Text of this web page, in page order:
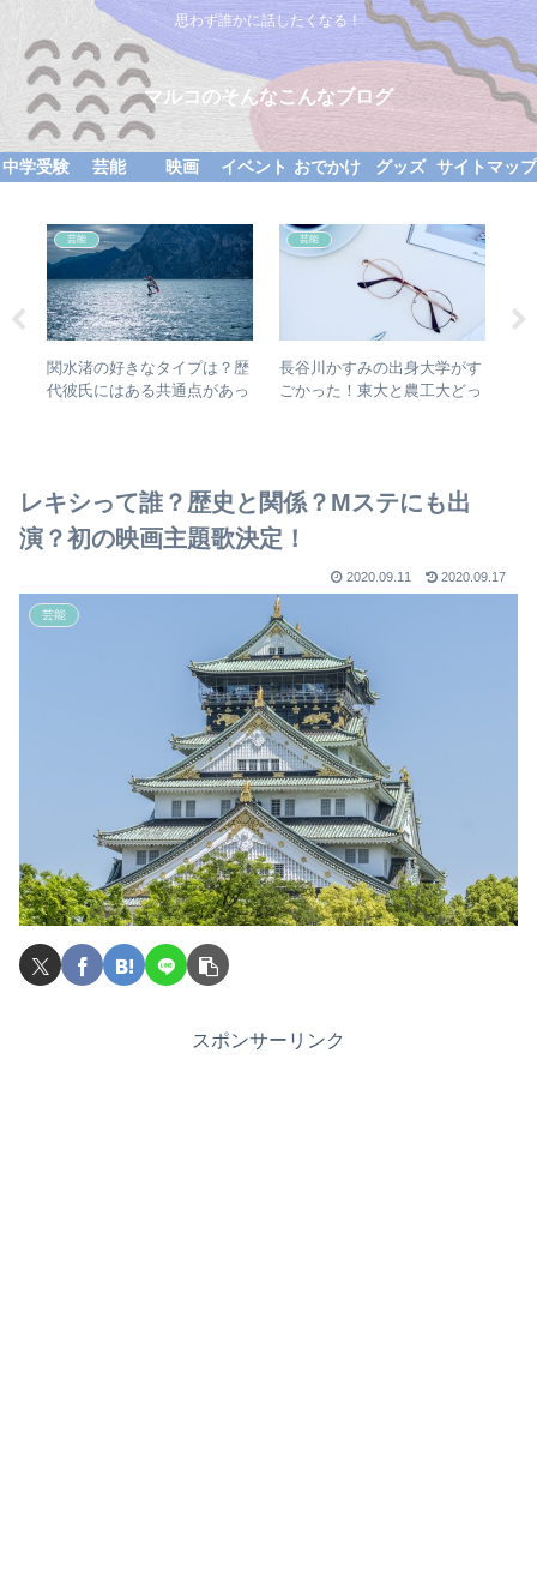
思わず誰かに話したくなる！
マルコのそんなこんなブログ
中学受験 芸能 映画 イベント おでかけ グッズ サイトマップ
芸能
関水渚の好きなタイプは？歴
代彼氏にはある共通点があっ
芸能
長谷川かすみの出身大学がす
ごかった！東大と農工大どっ
レキシって誰？歴史と関係？Mステにも出
演？初の映画主題歌決定！
2020.09.11 2020.09.17
芸能
スポンサーリンク